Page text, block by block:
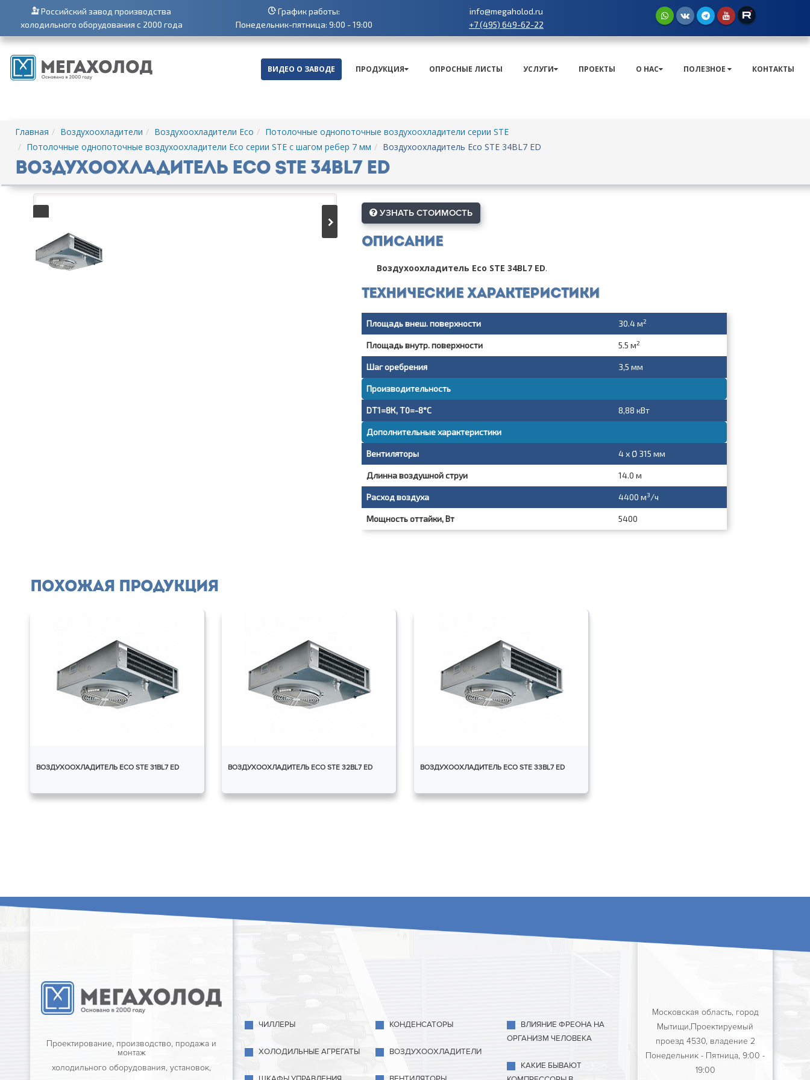
Российский завод производства
холодильного оборудования с 2000 года
График работы:
Понедельник-пятница: 9:00 - 19:00
info@megaholod.ru
+7 (495) 649-62-22
ВИДЕО О ЗАВОДЕ ПРОДУКЦИЯ ОПРОСНЫЕ ЛИСТЫ УСЛУГИ ПРОЕКТЫ О НАС ПОЛЕЗНОЕ КОНТАКТЫ
Главная Воздухоохладители Воздухоохладители Eco
Потолочные однопоточные воздухоохладители серии STE
Потолочные однопоточные воздухоохладители Eco серии STE с шагом ребер 7 мм
Воздухоохладитель Eco STE 34BL7 ED
Воздухоохладитель Eco STE 34BL7 ED
УЗНАТЬ СТОИМОСТЬ
Описание
Воздухоохладитель Eco STE 34BL7 ED.
Технические характеристики
Площадь внеш. поверхности 30.4 м2
Площадь внутр. поверхности 5.5 м2
Шаг оребрения 3,5 мм
Производительность
DT1=8К, T0=-8°С 8,88 кВт
Дополнительные характеристики
Вентиляторы 4 x Ø 315 мм
Длинна воздушной струи 14.0 м
Расход воздуха 4400 м3/ч
Мощность оттайки, Вт 5400
Похожая продукция
ВОЗДУХООХЛАДИТЕЛЬ ECO STE 31BL7 ED ВОЗДУХООХЛАДИТЕЛЬ ECO STE 32BL7 ED ВОЗДУХООХЛАДИТЕЛЬ ECO STE 33BL7 ED
Проектирование, производство, продажа и
монтаж
холодильного оборудования, установок,
ЧИЛЛЕРЫ
ХОЛОДИЛЬНЫЕ АГРЕГАТЫ
КОНДЕНСАТОРЫ
ВОЗДУХООХЛАДИТЕЛИ
ВЛИЯНИЕ ФРЕОНА НА
ОРГАНИЗМ ЧЕЛОВЕКА
КАКИЕ БЫВАЮТ
Московская область, город
Мытищи,Проектируемый
проезд 4530, владение 2
Понедельник - Пятница, 9:00 -
19:00